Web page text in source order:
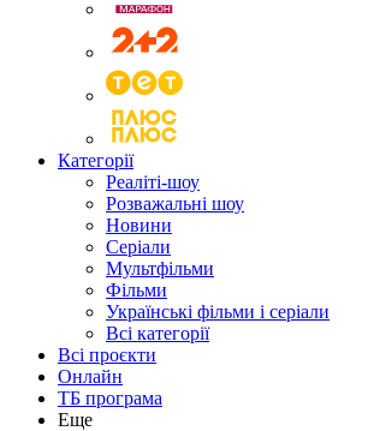
Категорії
Реаліті-шоу
Розважальні шоу
Новини
Серіали
Мультфільми
Фільми
Українські фільми і серіали
Всі категорії
Всі проєкти
Онлайн
ТБ програма
Еще